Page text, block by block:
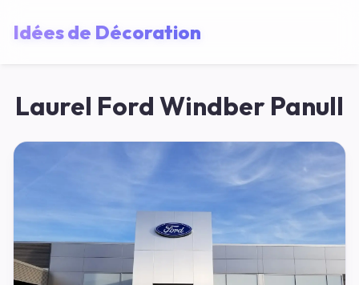
Idées de Décoration
Laurel Ford Windber Panull